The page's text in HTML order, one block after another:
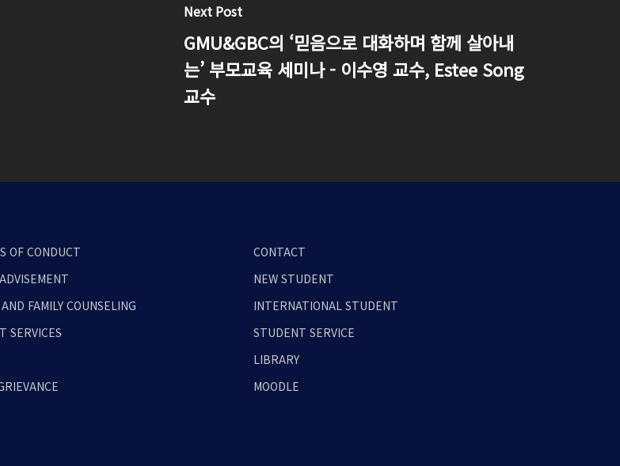
Next Post
GMU&GBC의 ‘믿음으로 대화하며 함께 살아내
는’ 부모교육 세미나 - 이수영 교수, Estee Song
교수
OF CONDUCT
FAMILY COUNSELING
SERVICES
CONTACT
NEW STUDENT
INTERNATIONAL STUDENT
STUDENT SERVICE
LIBRARY
MOODLE